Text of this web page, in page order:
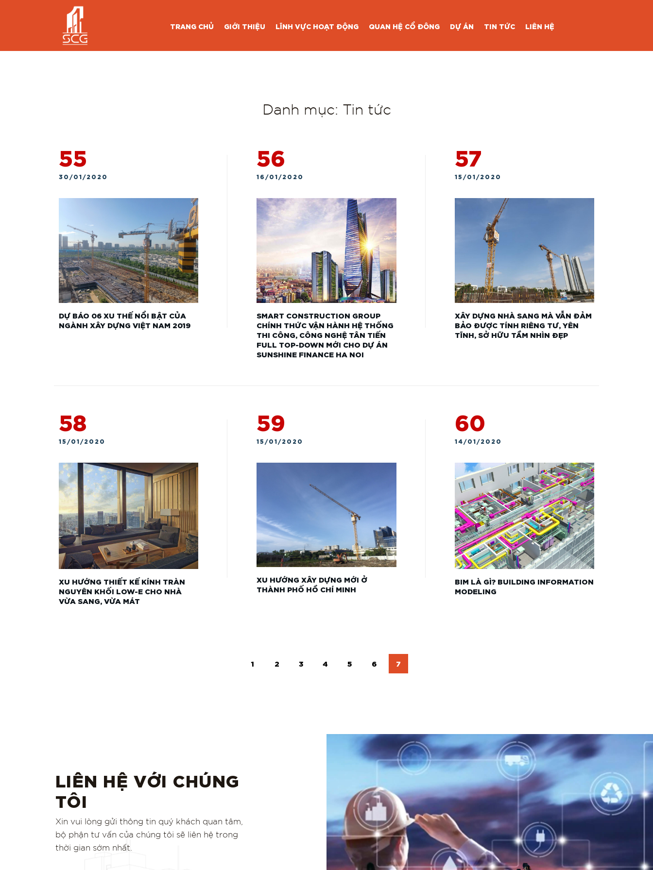
TRANG CHỦ GIỚI THIỆU LĨNH VỰC HOẠT ĐỘNG QUAN HỆ CỔ ĐÔNG DỰ ÁN TIN TỨC LIÊN HỆ
DANH MỤC:TIN TỨC
Danh mục: Tin tức
55
30/01/2020
DỰ BÁO 06 XU THẾ NỔI BẬT CỦA
NGÀNH XÂY DỰNG VIỆT NAM 2019
56
16/01/2020
SMART CONSTRUCTION GROUP
CHÍNH THỨC VẬN HÀNH HỆ THỐNG
THI CÔNG, CÔNG NGHỆ TÂN TIẾN
FULL TOP-DOWN MỚI CHO DỰ ÁN
SUNSHINE FINANCE HA NOI
57
15/01/2020
XÂY DỰNG NHÀ SANG MÀ VẪN ĐẢM
BẢO ĐƯỢC TÍNH RIÊNG TƯ, YÊN
TĨNH, SỞ HỮU TẦM NHÌN ĐẸP
58
15/01/2020
XU HƯỚNG THIẾT KẾ KÍNH TRÀN
NGUYÊN KHỐI LOW-E CHO NHÀ
VỪA SANG, VỪA MÁT
59
15/01/2020
XU HƯỚNG XÂY DỰNG MỚI Ở
THÀNH PHỐ HỒ CHÍ MINH
60
14/01/2020
BIM LÀ GÌ? BUILDING INFORMATION
MODELING
1 2 3 4 5 6 7
LIÊN HỆ VỚI CHÚNG
TÔI
Xin vui lòng gửi thông tin quý khách quan tâm,
bộ phận tư vấn của chúng tôi sẽ liên hệ trong
thời gian sớm nhất.